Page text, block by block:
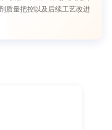
质量把控以及后续工艺改进